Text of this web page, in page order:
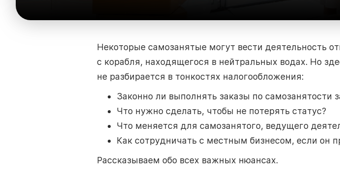
Некоторые самозанятые могут вести деятельность
с корабля, находящегося в нейтральных водах. Но
не разбирается в тонкостях налогообложения:
Законно ли выполнять заказы по самозанятости
Что нужно сделать, чтобы не потерять статус?
Что меняется для самозанятого, ведущего
Как сотрудничать с местным бизнесом, если он
Рассказываем обо всех важных нюансах.